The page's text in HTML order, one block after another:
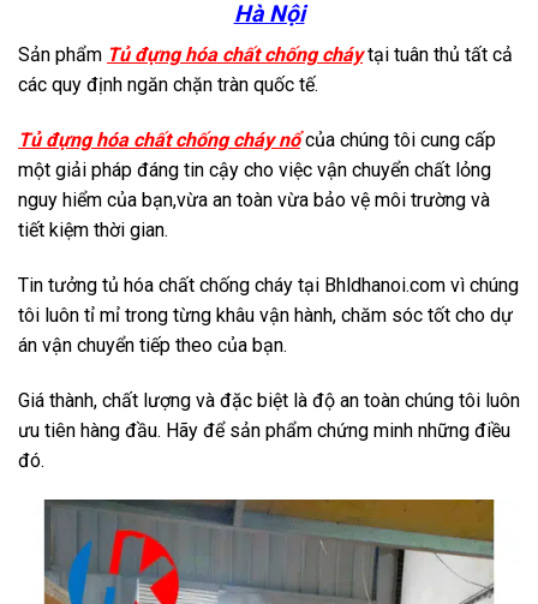
Hà Nội
Sản phẩm Tủ đựng hóa chất chống cháytại tuân thủ tất cả
các quy định ngăn chặn tràn quốc tế.
Tủ đựng hóa chất chống cháy nổcủa chúng tôi cung cấp
một giải pháp đáng tin cậy cho việc vận chuyển chất lỏng
nguy hiểm của bạn,vừa an toàn vừa bảo vệ môi trường và
tiết kiệm thời gian.
Tin tưởng tủ hóa chất chống cháy tại Bhldhanoi.com vì chúng
tôi luôn tỉ mỉ trong từng khâu vận hành, chăm sóc tốt cho dự
án vận chuyển tiếp theo của bạn.
Giá thành, chất lượng và đặc biệt là độ an toàn chúng tôi luôn
ưu tiên hàng đầu. Hãy để sản phẩm chứng minh những điều
đó.